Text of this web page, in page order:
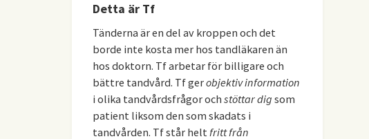
Detta är Tf
Tänderna är en del av kroppen och det
borde inte kosta mer hos tandläkaren än
hos doktorn. Tf arbetar för billigare och
bättre tandvård. Tf gerobjektiv information
i olika tandvårdsfrågor och stöttar dig som
patient liksom den som skadats i
tandvården. Tf står helt fritt från